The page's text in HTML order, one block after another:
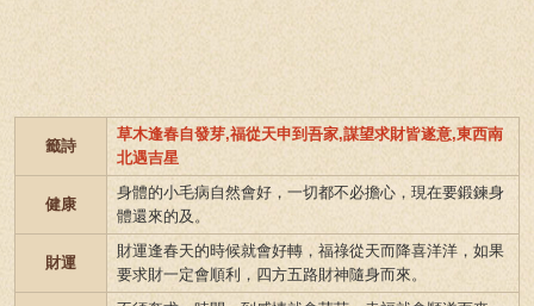
籤詩
草木逢春自發芽,福從天申到吾家,謀望求財皆遂意,東西南
北遇吉星
健康
身體的小毛病自然會好，一切都不必擔心，現在要鍛鍊身
體還來的及。
財運
財運逢春天的時候就會好轉，福祿從天而降喜洋洋，如果
要求財一定會順利，四方五路財神隨身而來。